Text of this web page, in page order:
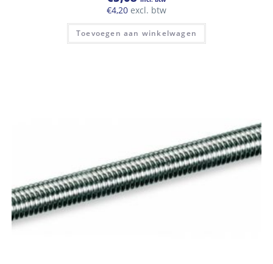
€4,20 excl. btw
Toevoegen aan winkelwagen